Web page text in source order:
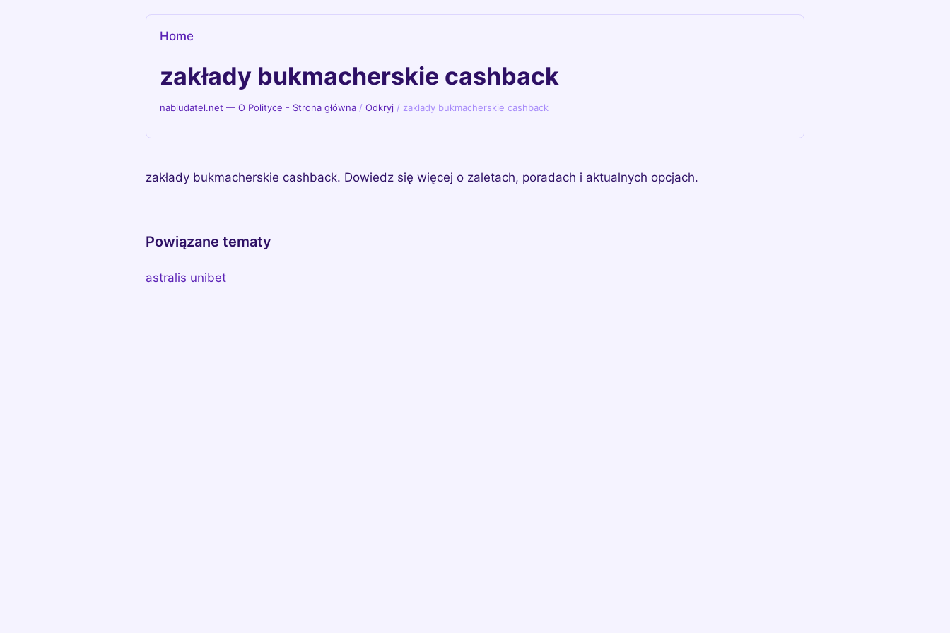
Home
zakłady bukmacherskie cashback
nabludatel.net — O Polityce - Strona główna /Odkryj / zakłady bukmacherskie cashback
zakłady bukmacherskie cashback. Dowiedz się więcej o zaletach, poradach i aktualnych opcjach.
Powiązane tematy
astralis unibet